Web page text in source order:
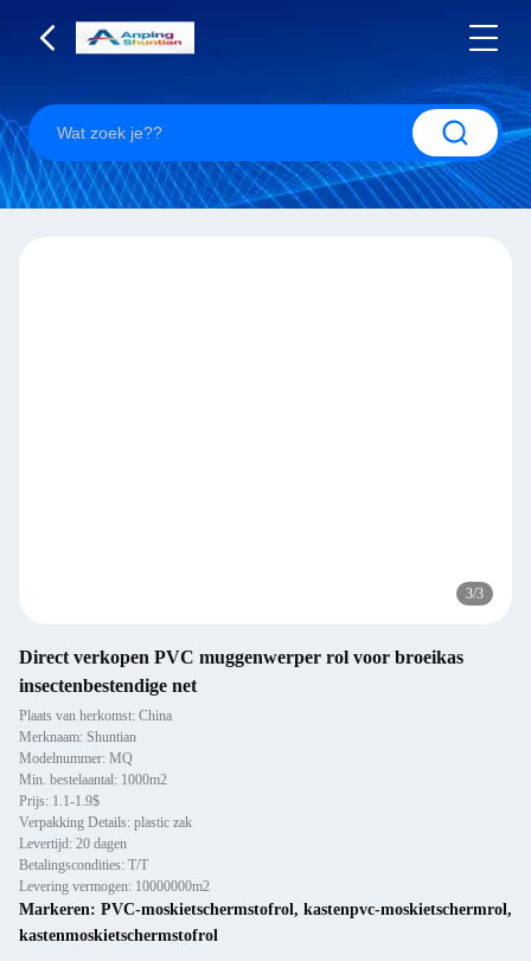
3/3
Direct verkopen PVC muggenwerper rol voor broeikas
insectenbestendige net
Plaats van herkomst: China
Merknaam: Shuntian
Modelnummer: MQ
Min. bestelaantal: 1000m2
Prijs: 1.1-1.9$
Verpakking Details: plastic zak
Levertijd: 20 dagen
Betalingscondities: T/T
Levering vermogen: 10000000m2
Markeren: PVC-moskietschermstofrol, kastenpvc-moskietschermrol,
kastenmoskietschermstofrol